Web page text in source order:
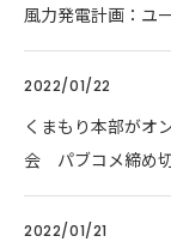
風力発電計画：ユ
2022/01/22
くまもり本部がオ
会 パブコメ締め
2022/01/21